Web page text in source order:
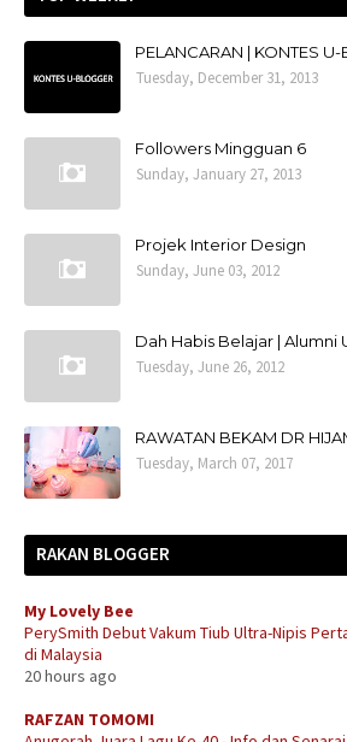
PELANCARAN | KONTES U-
Tuesday, December 31, 2013
Followers Mingguan 6
Sunday, January 27, 2013
Projek Interior Design
Sunday, June 03, 2012
Dah Habis Belajar | Alumni
Tuesday, June 26, 2012
RAWATAN BEKAM DR
Tuesday, March 07, 2017
RAKAN BLOGGER
My Lovely Bee
PerySmith Debut Vakum Tiub Ultra-Nipis
di Malaysia
20 hours ago
RAFZAN TOMOMI